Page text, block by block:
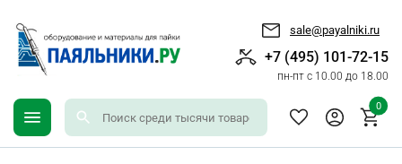
sale@payalniki.ru
+7 (495) 101-72-15
пн-пт с 10.00 до 18.00
0